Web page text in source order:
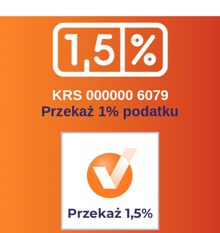
KRS 000000 6079
Przekaż 1% podatku